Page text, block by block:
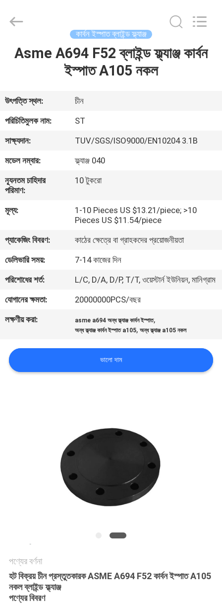
বাড়ি
ভিডিও
VR
প্রদর্শন
আমাদের
সম্পর্কে
কারখানা
ভ্রমণ
মান
নিয়ন্ত্রণ
আমাদের
সাথে
গোপনীয়তা
নীতি
Ltd..
Developed
কার্বন ইস্পাত ব্লাইন্ড ফ্ল্যাঞ্জ
Asme A694 F52 ব্লাইন্ড ফ্ল্যাঞ্জ কার্বন
ইস্পাত A105 নকল
উৎপত্তি স্থল:
চীন
পরিচিতিমুলক নাম:
ST
সাক্ষ্যদান:
TUV/SGS/ISO9000/EN10204 3.1B
মডেল নম্বার:
ফ্ল্যাঞ্জ 040
ন্যূনতম চাহিদার
পরিমাণ:
10 টুকরো
মূল্য:
1-10 Pieces US $13.21/piece; >10
Pieces US $11.54/piece
প্যাকেজিং বিবরণ:
কাঠের ক্ষেত্রে বা গ্রাহকদের প্রয়োজনীয়তা
ডেলিভারি সময়:
7-14 কাজের দিন
পরিশোধের শর্ত:
L/C, D/A, D/P, T/T, ওয়েস্টার্ন ইউনিয়ন, মানিগ্রাম
যোগানের ক্ষমতা:
20000000PCS/বছর
লক্ষণীয় করা:
asme a694 অন্ধ ফ্ল্যাঞ্জ কার্বন ইস্পাত,
অন্ধ ফ্ল্যাঞ্জ কার্বন ইস্পাত a105,অন্ধ ফ্ল্যাঞ্জ a105 নকল
ভালো দাম
পণ্যের বর্ণনা
হট বিক্রয় চীন প্রস্তুতকারক ASME A694 F52 কার্বন ইস্পাত A105
নকল ব্লাইন্ড ফ্ল্যাঞ্জ
পণ্যের বিবরণ